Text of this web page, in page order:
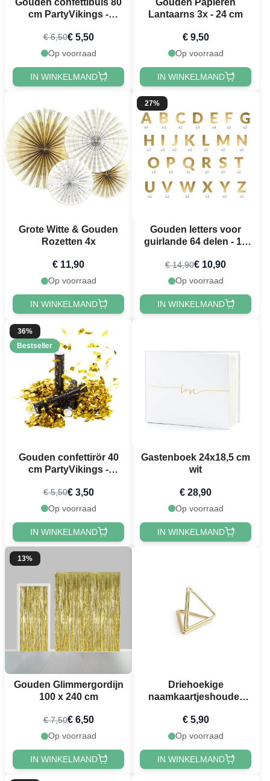
cm PartyVikings -
€ 6,50€ 5,50
Op voorraad
IN WINKELMAND
Lantaarns 3x - 24 cm
€ 9,50
Op voorraad
IN WINKELMAND
Grote Witte & Gouden
Rozetten 4x
€ 11,90
Op voorraad
IN WINKELMAND
27%
Gouden letters voor
guirlande 64 delen - 14
€ 14,90€ 10,90
Op voorraad
IN WINKELMAND
36%
Bestseller
Gouden confettirör 40
cm PartyVikings -
Waterdicht
€ 5,50€ 3,50
Op voorraad
IN WINKELMAND
Gastenboek 24x18,5 cm
wit
€ 28,90
Op voorraad
IN WINKELMAND
13%
Gouden Glimmergordijn
100 x 240 cm
€ 7,50€ 6,50
Op voorraad
IN WINKELMAND
Driehoekige
naamkaartjeshouder
€ 5,90
Op voorraad
IN WINKELMAND